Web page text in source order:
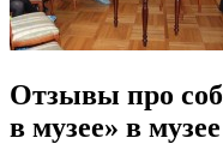
Отзывы про
в музее» в